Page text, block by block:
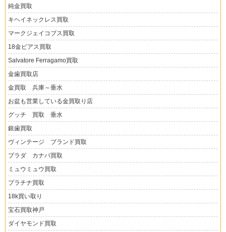
純金買取
キヘイネックレス買取
マークジェイコブス買取
18金ピアス買取
Salvatore Ferragamo買取
金歯買取店
金買取 兵庫～垂水
お盆も営業している金買取り店
グッチ 買取 垂水
銀歯買取
ヴィンテージ ブランド買取
プラダ カナパ買取
ミュウミュウ買取
プラチナ買取
18k買い取り
宝石買取神戸
ダイヤモンド買取